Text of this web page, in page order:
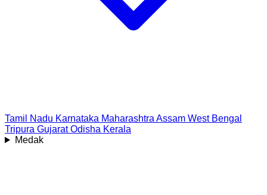
Tamil Nadu Karnataka Maharashtra Assam West Bengal
Tripura Gujarat Odisha Kerala
Medak